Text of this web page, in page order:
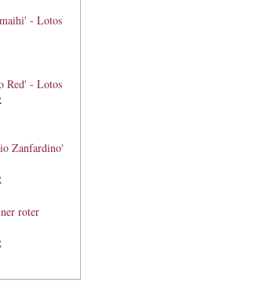
- Lotos
Red' - Lotos
Zanfardino'
roter